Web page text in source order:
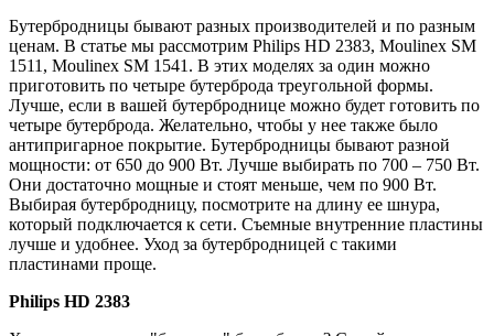
Бутербродницы бывают разных производителей и по разным
ценам. В статье мы рассмотрим Philips HD 2383, Moulinex SM
1511, Moulinex SM 1541. В этих моделях за один можно
приготовить по четыре бутерброда треугольной формы.
Лучше, если в вашей бутерброднице можно будет готовить по
четыре бутерброда. Желательно, чтобы у нее также было
антипригарное покрытие. Бутербродницы бывают разной
мощности: от 650 до 900 Вт. Лучше выбирать по 700 – 750 Вт.
Они достаточно мощные и стоят меньше, чем по 900 Вт.
Выбирая бутербродницу, посмотрите на длину ее шнура,
который подключается к сети. Съемные внутренние пластины
лучше и удобнее. Уход за бутербродницей с такими
пластинами проще.
Philips HD 2383